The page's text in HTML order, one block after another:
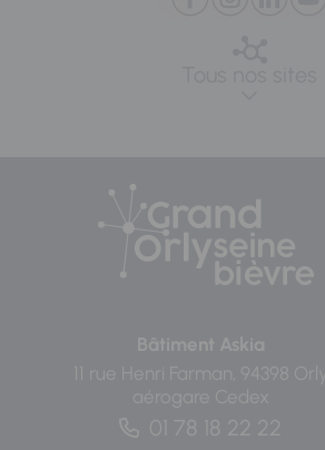
Bâtiment Askia
11 rue Henri Farman, 94398 Orly
aérogare Cedex
01 78 18 22 22